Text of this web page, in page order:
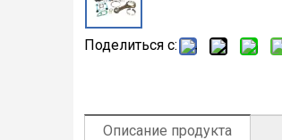
Поделиться с:
Описание продукта